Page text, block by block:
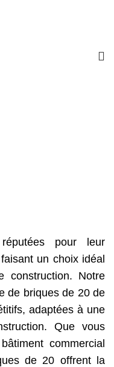
pour leur
un choix idéal
construction. Notre
de briques de 20 de
adaptées à une
Que vous
commercial
de 20 offrent la